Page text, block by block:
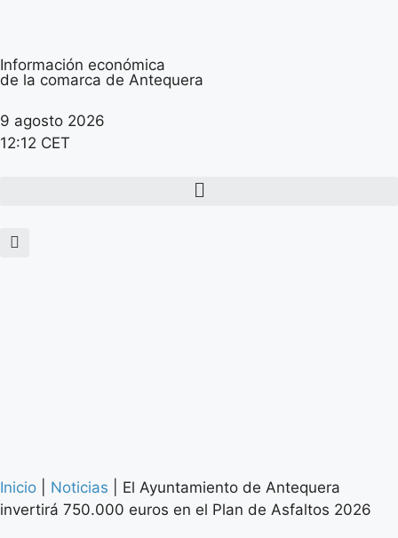
Información económica
de la comarca de Antequera
9 agosto 2026
12:12 CET
Inicio Noticias
El Ayuntamiento de Antequera
invertirá 750.000 euros en el Plan de Asfaltos 2026